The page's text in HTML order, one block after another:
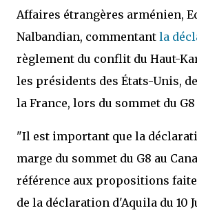
Affaires étrangères arménien,
Nalbandian, commentant la
règlement du conflit du Haut-
les présidents des États-Unis,
la France, lors du sommet du G8
"Il est important que la
marge du sommet du G8 au
référence aux propositions
de la déclaration d'Aquila du 10